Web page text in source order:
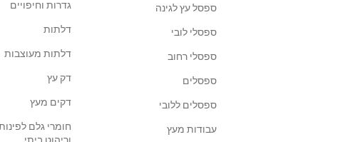
ספסל עץ לגינה
ספסלי לובי
ספסלי רחוב
ספסלים
ספסלים ללובי
עבודות מעץ
גדרות וחיפויים
דלתות
דלתות מעוצבות
דק עץ
דקים מעץ
חומרי גלם